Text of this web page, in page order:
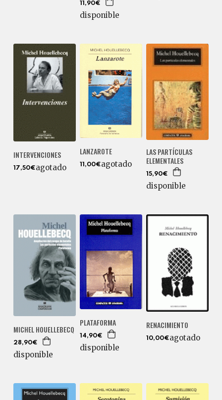
11,90€
disponible
INTERVENCIONES
17,50€agotado
LANZAROTE
11,00€agotado
LAS PARTÍCULAS
ELEMENTALES
15,90€
disponible
MICHEL HOUELLEBECQ
28,90€
disponible
PLATAFORMA
14,90€
disponible
RENACIMIENTO
10,00€agotado